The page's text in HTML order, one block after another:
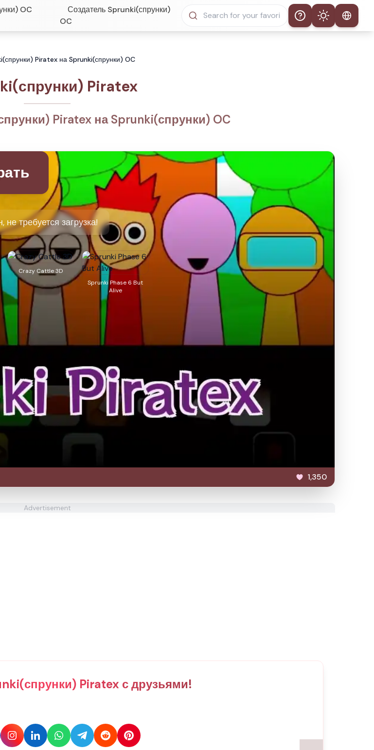
OC
Создатель Sprunki(спрунки)
OC
Help Theme
Piratex на Sprunki(спрунки) OC
Piratex
Piratex на Sprunki(спрунки) OC
требуется загрузка!
Crazy Cattle 3D
Sprunki Phase 6 But
Alive
1,350
Advertisement
Piratex с друзьями!